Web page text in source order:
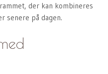
der kan kombineres
senere på dagen.